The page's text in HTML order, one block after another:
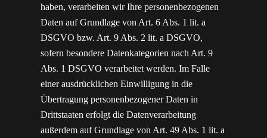
haben, verarbeiten wir Ihre personenbezogenen
Daten auf Grundlage von Art. 6 Abs. 1 lit. a
DSGVO bzw. Art. 9 Abs. 2 lit. a DSGVO,
sofern besondere Datenkategorien nach Art. 9
Abs. 1 DSGVO verarbeitet werden. Im Falle
einer ausdrücklichen Einwilligung in die
Übertragung personenbezogener Daten in
Drittstaaten erfolgt die Datenverarbeitung
außerdem auf Grundlage von Art. 49 Abs. 1 lit. a